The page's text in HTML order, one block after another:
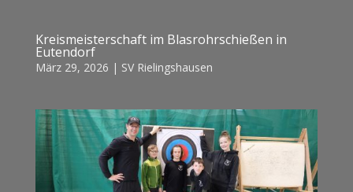
Kreismeisterschaft im Blasrohrschießen in
Eutendorf
März 29, 2026 | SV Rielingshausen